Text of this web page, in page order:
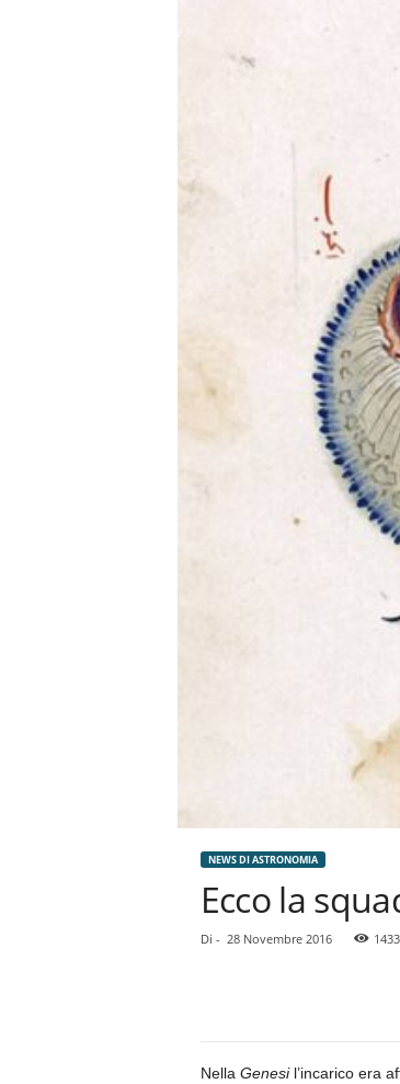
NEWS DI ASTRONOMIA
Ecco la
Di - 28 Novembre 2016 1433
Nella Genesil’incarico era